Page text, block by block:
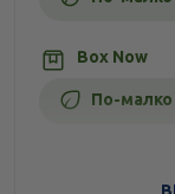
Box Now
По-малко